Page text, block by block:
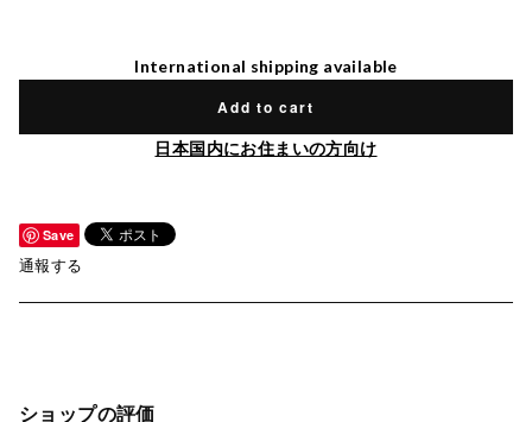
International shipping available
Add to cart
日本国内にお住まいの方向け
Save
通報する
ショップの評価